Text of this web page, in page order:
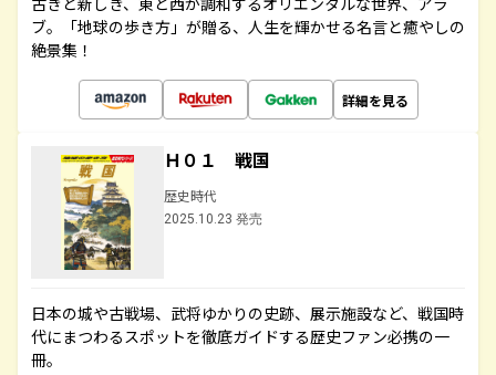
ブ。「地球の歩き方」が贈る、人生を輝かせる名言と癒やしの
絶景集！
詳細を見る
Ｈ０１ 戦国
歴史時代
2025.10.23 発売
日本の城や古戦場、武将ゆかりの史跡、展示施設など、戦国時
代にまつわるスポットを徹底ガイドする歴史ファン必携の一
冊。